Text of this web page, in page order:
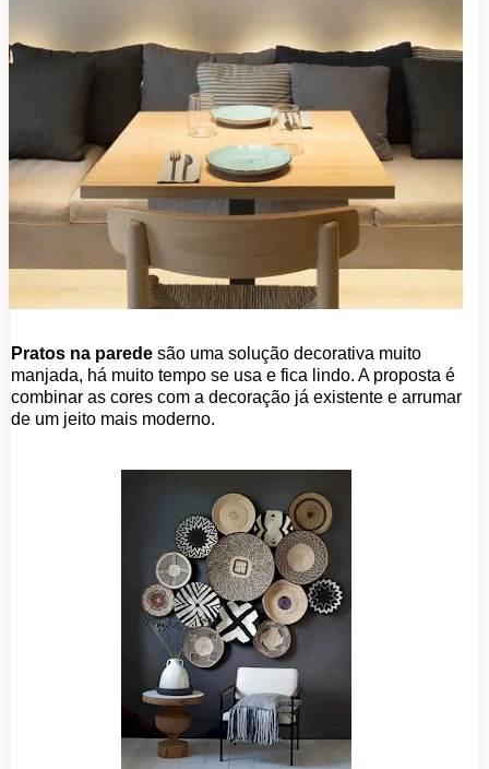
Pratos na parede são uma solução decorativa muito
manjada, há muito tempo se usa e fica lindo. A proposta é
combinar as cores com a decoração já existente e arrumar
de um jeito mais moderno.